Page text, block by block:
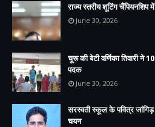
राज्य स्तरीय शूटिंग चैंपियनशिप
June 30, 2026
चूरू की बेटी वर्णिका तिवारी ने
पदक
June 30, 2026
सरस्वती स्कूल के पवित्र
चयन